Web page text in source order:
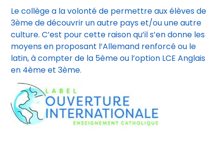
Le collège a la volonté de permettre aux élèves de
3ème de découvrir un autre pays et/ou une autre
culture. C’est pour cette raison qu’il s’en donne les
moyens en proposant l’Allemand renforcé ou le
latin, à compter de la 5ème ou l’option LCE Anglais
en 4ème et 3ème.